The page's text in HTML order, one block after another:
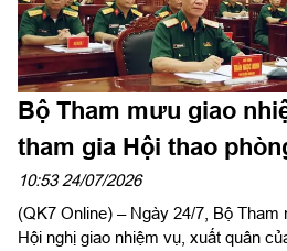
Bộ Tham mưu giao
tham gia Hội thao
toàn quân năm 2026
10:53 24/07/2026
(QK7 Online) – Ngày 24/7, Bộ
Hội nghị giao nhiệm vụ, xuất quân